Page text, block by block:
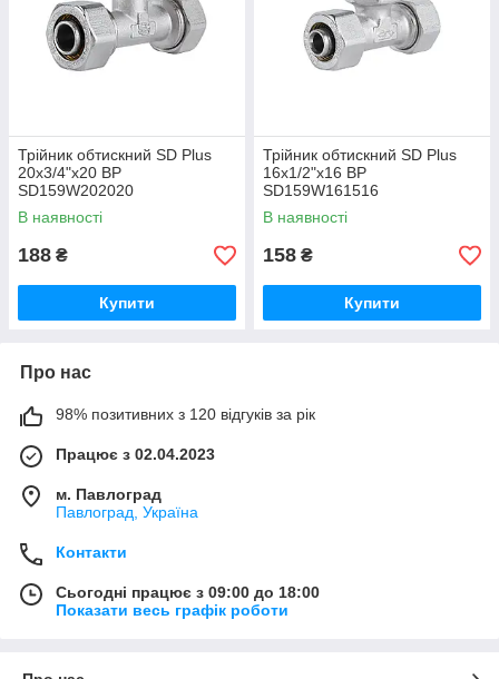
Трійник обтискний SD Plus
20х3/4"х20 ВР
SD159W202020
В наявності
188 ₴
Купити
Трійник обтискний SD Plus
16х1/2"х16 ВР
SD159W161516
В наявності
158 ₴
Купити
Про нас
98% позитивних з 120 відгуків за рік
Працює з 02.04.2023
м. Павлоград
Павлоград, Україна
Контакти
Сьогодні працює з 09:00 до 18:00
Показати весь графік роботи